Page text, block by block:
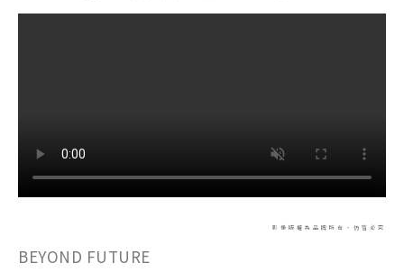
影像版權為品牌所有・仿冒必究
BEYOND FUTURE